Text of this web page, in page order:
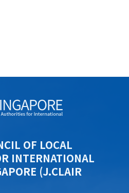
OF LOCAL
INTERNATIONAL
(J.CLAIR